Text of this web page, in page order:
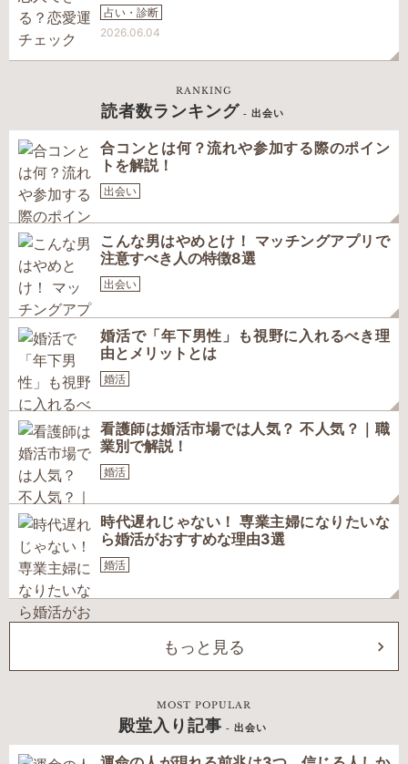
占い・診断
2026.06.04
RANKING
読者数ランキング - 出会い
合コンとは何？流れや参加する際のポイン
トを解説！
出会い
こんな男はやめとけ！ マッチングアプリで
注意すべき人の特徴8選
出会い
婚活で「年下男性」も視野に入れるべき理
由とメリットとは
婚活
看護師は婚活市場では人気？ 不人気？｜職
業別で解説！
婚活
時代遅れじゃない！ 専業主婦になりたいな
ら婚活がおすすめな理由3選
婚活
もっと見る
MOST POPULAR
殿堂入り記事 - 出会い